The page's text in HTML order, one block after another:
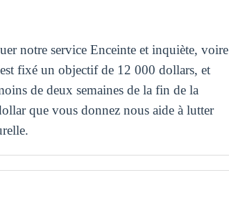
notre service Enceinte et inquiète, voire
fixé un objectif de 12 000 dollars, et
de deux semaines de la fin de la
que vous donnez nous aide à lutter